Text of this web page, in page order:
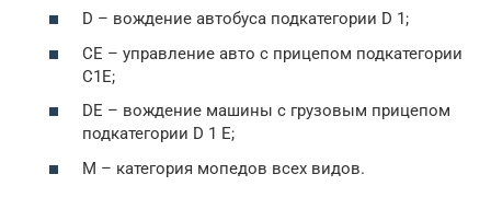
D – вождение автобуса подкатегории D 1;
СЕ – управление авто с прицепом подкатегории
С1Е;
DE – вождение машины с грузовым прицепом
подкатегории D 1 E;
М – категория мопедов всех видов.